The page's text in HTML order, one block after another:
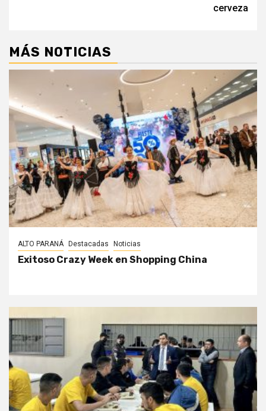
cerveza
MÁS NOTICIAS
ALTO PARANÁ Destacadas Noticias
Exitoso Crazy Week en Shopping China